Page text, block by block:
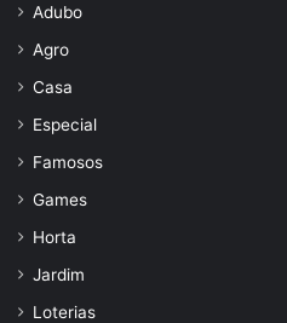
Adubo
Agro
Casa
Especial
Famosos
Games
Horta
Jardim
Loterias